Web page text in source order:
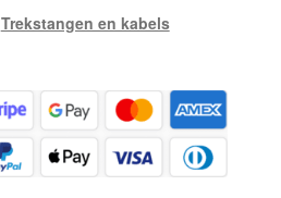
Trekstangen en kabels